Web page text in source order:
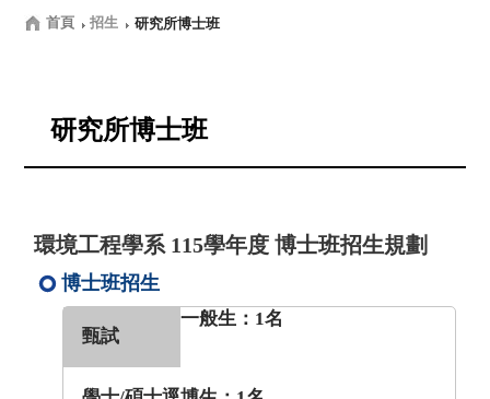
首頁 招生 研究所博士班
研究所博士班
環境工程學系 115學年度 博士班招生規劃
博士班招生
甄試
一般生：1名